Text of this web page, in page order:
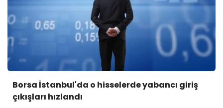
Borsa İstanbul'da o hisselerde yabancı giriş
çıkışları hızlandı